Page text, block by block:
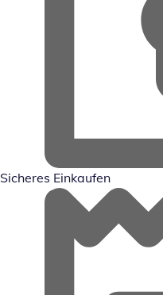
Sicheres Einkaufen